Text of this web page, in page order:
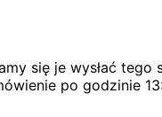
się je wysłać
po godzinie